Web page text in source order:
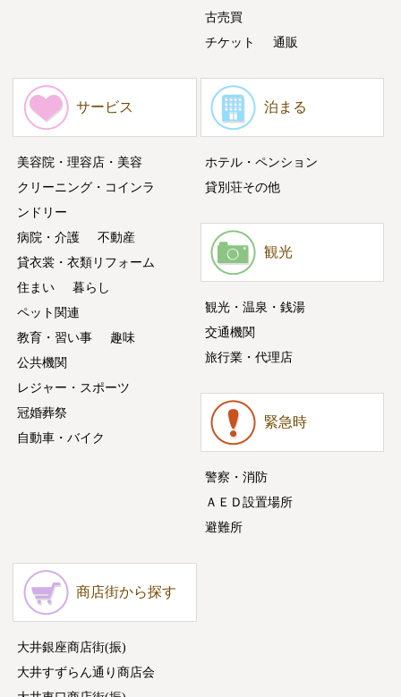
古売買
チケット
通販
サービス
美容院・理容店・美容
クリーニング・コインラ
ンドリー
病院・介護
不動産
貸衣裳・衣類リフォーム
住まい
暮らし
ペット関連
教育・習い事
趣味
公共機関
レジャー・スポーツ
冠婚葬祭
自動車・バイク
泊まる
ホテル・ペンション
貸別荘その他
観光
観光・温泉・銭湯
交通機関
旅行業・代理店
緊急時
警察・消防
ＡＥＤ設置場所
避難所
商店街から探す
大井銀座商店街(振)
大井すずらん通り商店会